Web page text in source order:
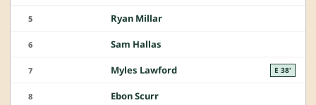
5 Ryan Millar
6 Sam Hallas
7 Myles Lawford E 38'
8 Ebon Scurr